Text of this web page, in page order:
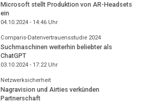
Microsoft stellt Produktion von AR-Headsets
ein
04.10.2024 - 14:46Uhr
Comparis-Datenvertrauensstudie 2024
Suchmaschinen weiterhin beliebter als
ChatGPT
03.10.2024 - 17:22Uhr
Netzwerksicherheit
Nagravision und Airties verkünden
Partnerschaft